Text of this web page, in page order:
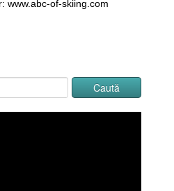
www.abc-of-skiing.com